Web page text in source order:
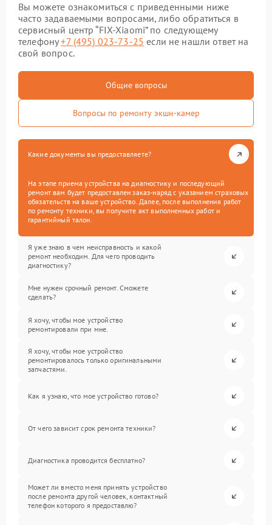
Вы можете ознакомиться с приведенными ниже
часто задаваемыми вопросами, либо обратиться в
сервисный центр “FIX-Xiaomi” по следующему
телефону+7 (495) 023-73-25 если не нашли ответ на
свой вопрос.
Общие вопросы
Вопросы по ремонту экшн-камер
Какие документы вы предоставляете?
На этапе приема устройства на диагностику и последующий
ремонт вам будет предоставлен заказ-наряд с указанием страховых
обязательств на ваше устройство. Далее, после выполнения работ
по ремонту техники, вы получите акт выполненных работ и
гарантийный талон.
Я уже знаю в чем неисправность и какой
ремонт необходим. Для чего проводить
диагностику?
Мне нужен срочный ремонт. Сможете
сделать?
Я хочу, чтобы мое устройство
ремонтировали при мне.
Я хочу, чтобы мое устройство
ремонтировалось только оригинальными
запчастями.
Как я узнаю, что мое устройство готово?
От чего зависит срок ремонта техники?
Диагностика проводится бесплатно?
Может ли вместо меня принять устройство
после ремонта другой человек, контактный
телефон которого я предоставлю?